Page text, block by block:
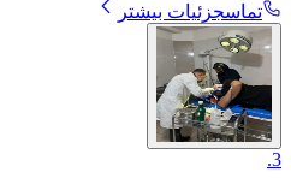
تماسجزئیات بیشتر
3
.